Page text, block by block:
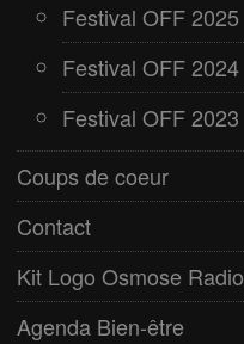
Festival OFF 2025
Festival OFF 2024
Festival OFF 2023
Coups de coeur
Contact
Kit Logo Osmose Radio
Agenda Bien-être